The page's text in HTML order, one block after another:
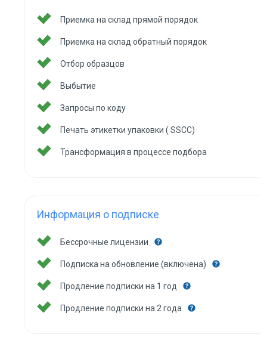
Приемка на склад прямой порядок
Приемка на склад обратный порядок
Отбор образцов
Выбытие
Запросы по коду
Печать этикетки упаковки ( SSCC)
Трансформация в процессе подбора
Информация о подписке
Бессрочные лицензии
Подписка на обновление (включена)
Продление подписки на 1 год
Продление подписки на 2 года